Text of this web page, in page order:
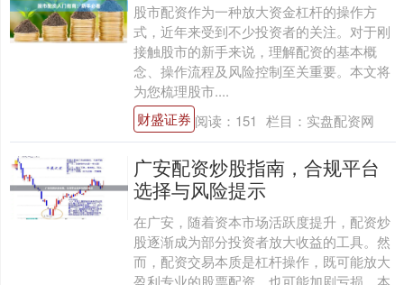
股市配资作为一种放大资金杠杆的操作方
式，近年来受到不少投资者的关注。对于刚
接触股市的新手来说，理解配资的基本概
念、操作流程及风险控制至关重要。本文将
为您梳理股市....
财盛证券 阅读： 151 栏目： 实盘配资网
广安配资炒股指南，合规平台
选择与风险提示
在广安，随着资本市场活跃度提升，配资炒
股逐渐成为部分投资者放大收益的工具。然
而，配资交易本质是杠杆操作，既可能放大
盈利专业的股票配资，也可能加剧亏损。本